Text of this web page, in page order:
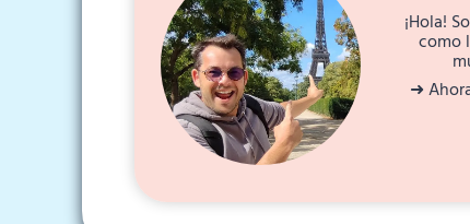
¡Hola!
como
➜